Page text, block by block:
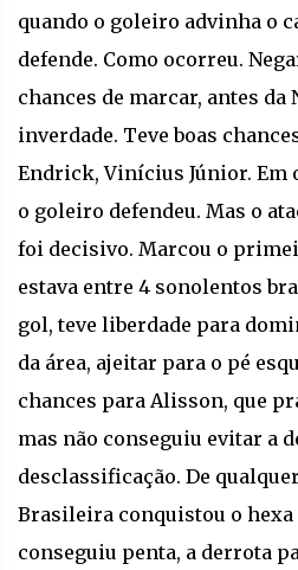
quando o goleiro advinha o
defende. Como ocorreu.
chances de marcar, antes da
inverdade. Teve boas
Endrick, Vinícius Júnior. Em
o goleiro defendeu. Mas o
foi decisivo. Marcou o
estava entre 4 sonolentos
gol, teve liberdade para
da área, ajeitar para o pé
chances para Alisson, que
mas não conseguiu evitar a
desclassificação. De
Brasileira conquistou o hexa
conseguiu penta, a derrota